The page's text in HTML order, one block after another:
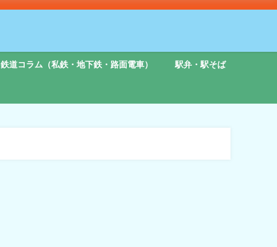
鉄道コラム（私鉄・地下鉄・路面電車） 駅弁・駅そば